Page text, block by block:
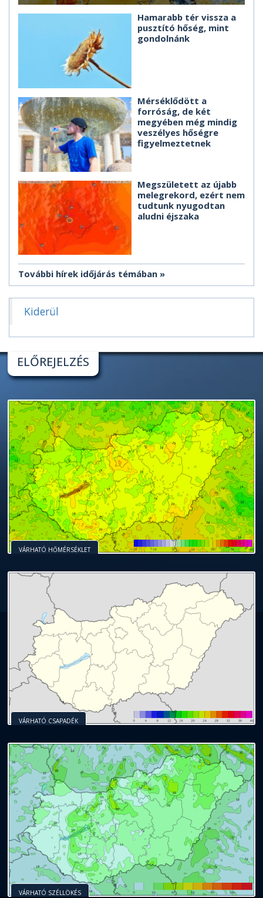
Hamarabb tér vissza a
pusztító hőség, mint
gondolnánk
Mérséklődött a
forróság, de két
megyében még mindig
veszélyes hőségre
figyelmeztetnek
Megszületett az újabb
melegrekord, ezért nem
tudtunk nyugodtan
aludni éjszaka
További hírek időjárás témában
Kiderül
ELŐREJELZÉS
VÁRHATÓ HŐMÉRSÉKLET
VÁRHATÓ CSAPADÉK
VÁRHATÓ SZÉLLÖKÉS